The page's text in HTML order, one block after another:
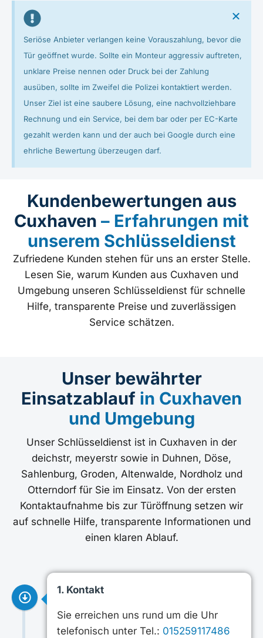
Seriöse Anbieter verlangen keine Vorauszahlung, bevor die
Tür geöffnet wurde. Sollte ein Monteur aggressiv auftreten,
unklare Preise nennen oder Druck bei der Zahlung
ausüben, sollte im Zweifel die Polizei kontaktiert werden.
Unser Ziel ist eine saubere Lösung, eine nachvollziehbare
Rechnung und ein Service, bei dem bar oder per EC-Karte
gezahlt werden kann und der auch bei Google durch eine
ehrliche Bewertung überzeugen darf.
Kundenbewertungen aus
Cuxhaven – Erfahrungen mit
unserem Schlüsseldienst
Zufriedene Kunden stehen für uns an erster Stelle.
Lesen Sie, warum Kunden aus Cuxhaven und
Umgebung unseren Schlüsseldienst für schnelle
Hilfe, transparente Preise und zuverlässigen
Service schätzen.
Unser bewährter
Einsatzablauf in Cuxhaven
und Umgebung
Unser Schlüsseldienst ist in Cuxhaven in der
deichstr, meyerstr sowie in Duhnen, Döse,
Sahlenburg, Groden, Altenwalde, Nordholz und
Otterndorf für Sie im Einsatz. Von der ersten
Kontaktaufnahme bis zur Türöffnung setzen wir
auf schnelle Hilfe, transparente Informationen und
einen klaren Ablauf.
1. Kontakt
Sie erreichen uns rund um die Uhr
telefonisch unter Tel.: 015259117486